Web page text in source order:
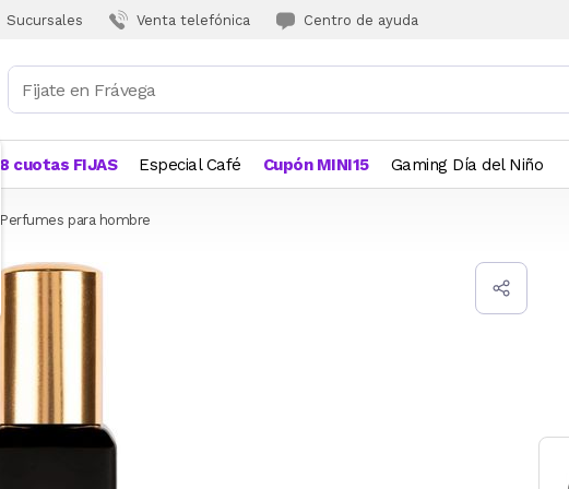
Sucursales Venta telefónica Centro de ayuda
18 cuotas FIJAS Especial Café Cupón MINI15 Gaming Día del Niño
Perfumes para hombre